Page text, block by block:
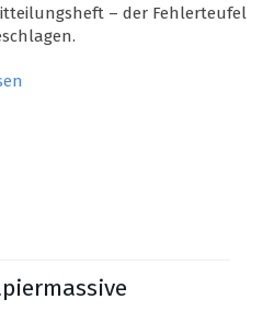
– der Fehlerteufel